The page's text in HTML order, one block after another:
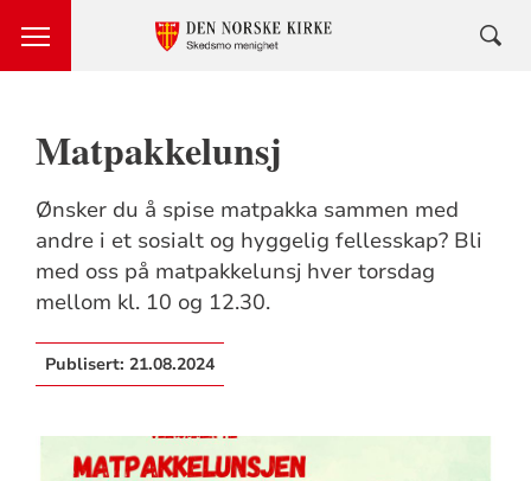
Matpakkelunsj
Ønsker du å spise matpakka sammen med
andre i et sosialt og hyggelig fellesskap? Bli
med oss på matpakkelunsj hver torsdag
mellom kl. 10 og 12.30.
Publisert: 21.08.2024